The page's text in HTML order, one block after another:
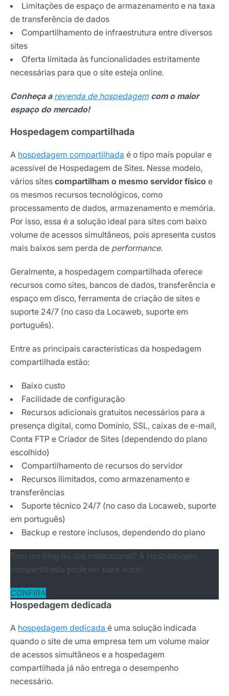
Limitações de espaço de armazenamento e na taxa
de transferência de dados
Compartilhamento de infraestrutura entre diversos
sites
Oferta limitada às funcionalidades estritamente
necessárias para que o site esteja online.
Conheça a revenda de hospedagemcom o maior
espaço do mercado!
Hospedagem compartilhada
A hospedagem compartilhada é o tipo mais popular e
acessível de Hospedagem de Sites. Nesse modelo,
vários sites compartilham o mesmo servidor físico e
os mesmos recursos tecnológicos, como
processamento de dados, armazenamento e memória.
Por isso, essa é a solução ideal para sites com baixo
volume de acessos simultâneos, pois apresenta custos
mais baixos sem perda de performance.
Geralmente, a hospedagem compartilhada oferece
recursos como sites, bancos de dados, transferência e
espaço em disco, ferramenta de criação de sites e
suporte 24/7 (no caso da Locaweb, suporte em
português).
Entre as principais características da hospedagem
compartilhada estão:
Baixo custo
Facilidade de configuração
Recursos adicionais gratuitos necessários para a
presença digital, como Domínio, SSL, caixas de e-mail,
Conta FTP e Criador de Sites (dependendo do plano
escolhido)
Compartilhamento de recursos do servidor
Recursos ilimitados, como armazenamento e
transferências
Suporte técnico 24/7 (no caso da Locaweb, suporte
em português)
Backup e restore inclusos, dependendo do plano
Tem um blog ou site institucional? A Hospedagem
compartilhada pode ser para você!
CONFIRA
Hospedagem dedicada
A hospedagem dedicada é uma solução indicada
quando o site de uma empresa tem um volume maior
de acessos simultâneos e a hospedagem
compartilhada já não entrega o desempenho
necessário.